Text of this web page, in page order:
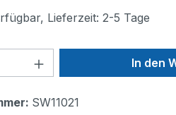
Lieferzeit: 2-5 Tage
Anzahl: Gib denIn den
SW11021